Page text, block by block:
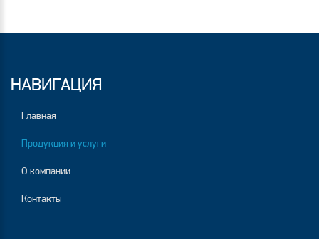
НАВИГАЦИЯ
Главная
Продукция и услуги
О компании
Контакты